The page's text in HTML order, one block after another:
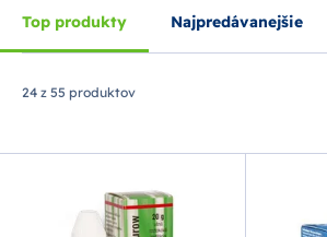
Top produkty Najpredávanejšie
24 z 55 produktov